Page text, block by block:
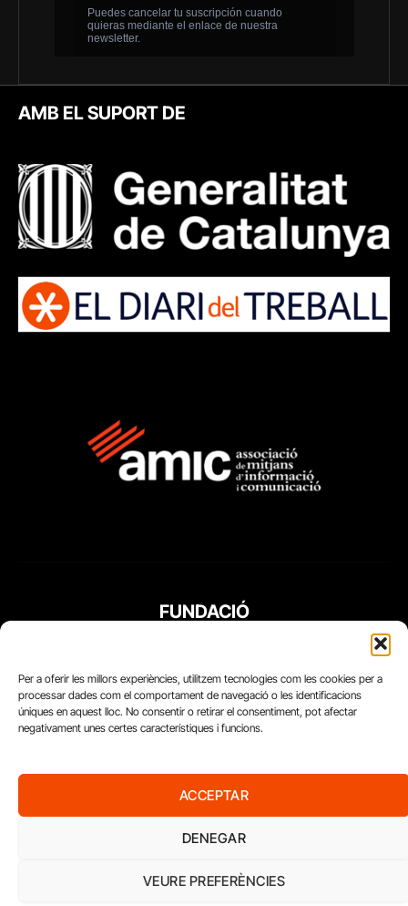
Per a oferir les millors experiències, utilitzem tecnologies com les cookies per a
processar dades com el comportament de navegació o les identificacions
úniques en aquest lloc. No consentir o retirar el consentiment, pot afectar
negativament unes certes característiques i funcions.
ACCEPTAR
DENEGAR
VEURE PREFERÈNCIES
AMB EL SUPORT DE
FUNDACIÓ